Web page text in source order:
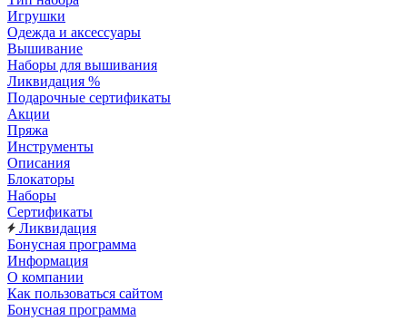
Игрушки
Одежда и аксессуары
Вышивание
Наборы для вышивания
Ликвидация %
Подарочные сертификаты
Акции
Пряжа
Инструменты
Описания
Блокаторы
Наборы
Сертификаты
Ликвидация
Бонусная программа
Информация
О компании
Как пользоваться сайтом
Бонусная программа